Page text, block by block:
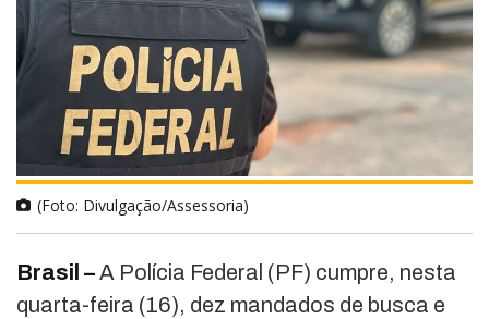
(Foto: Divulgação/Assessoria)
Brasil –A Polícia Federal (PF) cumpre, nesta
quarta-feira (16), dez mandados de busca e